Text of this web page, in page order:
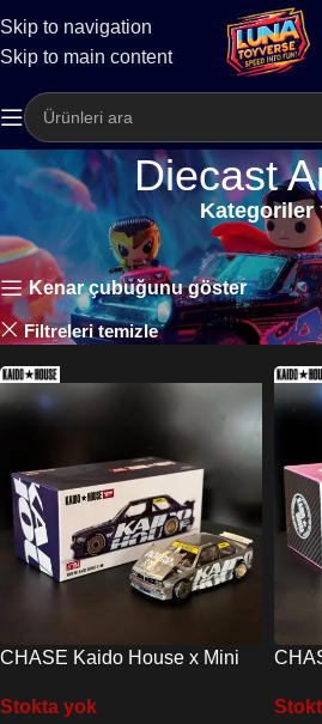
Skip to navigation
Skip to main content
Kargo
Diecast
Kategoriler
Ana Sayfa Diecast Araba 51
Kenar çubuğunu göster
Filtreleri temizle Kaido
CHASE Kaido House x Mini
V1
Stokta yok